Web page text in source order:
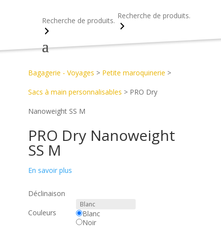
Recherche
Recherche
Accueil
Découvrez notre catalogue d’objets publicitaires
Bagagerie - Voyages > Petite maroquinerie >
Sacs à main personnalisables > PRO Dry
Nanoweight SS M
PRO Dry Nanoweight
SS M
En savoir plus
Déclinaison
Couleurs
Blanc
Noir